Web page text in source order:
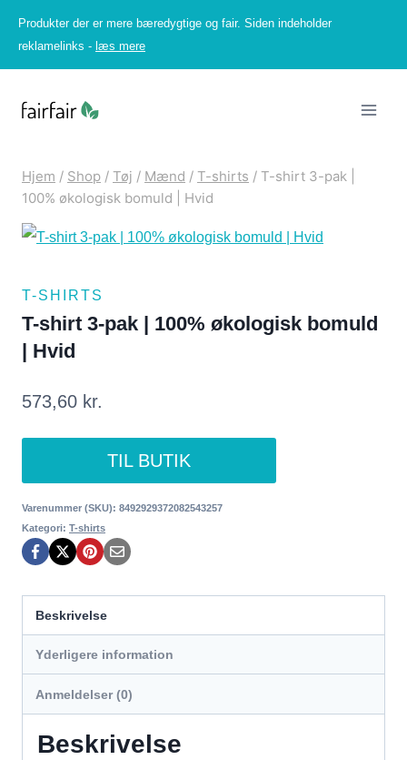
indhold
Produkter der er mere bæredygtige og fair. Siden indeholder
reklamelinks - læs mere
Hjem / Shop / Tøj / Mænd / T-shirts / T-shirt 3-pak |
100% økologisk bomuld | Hvid
T-SHIRTS
T-shirt 3-pak | 100% økologisk bomuld
| Hvid
573,60 kr.
TIL BUTIK
Varenummer (SKU): 8492929372082543257
Kategori: T-shirts
Beskrivelse
Yderligere information
Anmeldelser (0)
Beskrivelse